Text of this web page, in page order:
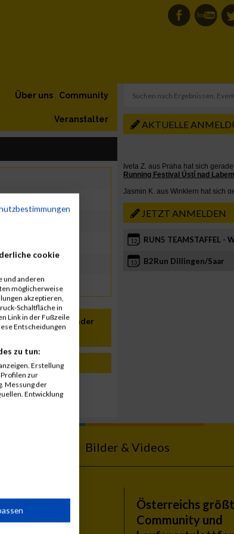
Community
Über uns
Veranstalter
In meinen Kalender
übernehmen
AKTUELLE
JETZT ANMELDEN
12 RUN5 TEAMSTAFFEL -
13 B2Run Dillingen/Saar
Bilder & Videos
Österreichs
Community und
cookie
und anderen
möglicherweise
akzeptieren,
Schaltfläche in
Link in der Fußzeile
Entscheidungen
zu tun:
Erstellung
zur
Messung der
Entwicklung